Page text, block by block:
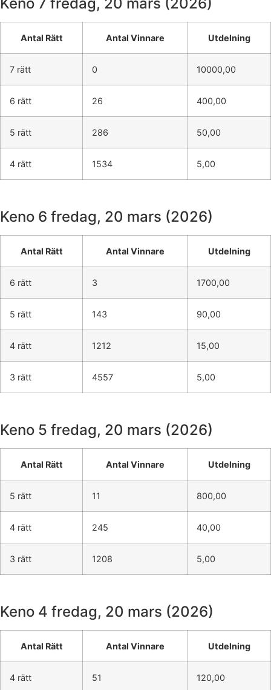
Antal Rätt Antal Vinnare Utdelning
7 rätt 0 10000,00
6 rätt 26 400,00
5 rätt 286 50,00
4 rätt 1534 5,00
Keno 6 fredag, 20 mars (2026)
Antal Rätt Antal Vinnare Utdelning
6 rätt 3 1700,00
5 rätt 143 90,00
4 rätt 1212 15,00
3 rätt 4557 5,00
Keno 5 fredag, 20 mars (2026)
Antal Rätt Antal Vinnare Utdelning
5 rätt 11 800,00
4 rätt 245 40,00
3 rätt 1208 5,00
Keno 4 fredag, 20 mars (2026)
Antal Rätt Antal Vinnare Utdelning
4 rätt 51 120,00